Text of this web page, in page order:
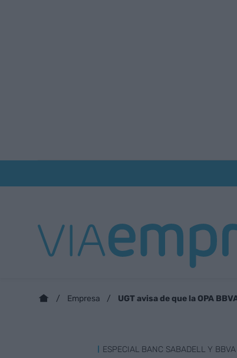
Empresa UGT avisa de que la OPA
ESPECIAL BANC SABADELL Y BBVA